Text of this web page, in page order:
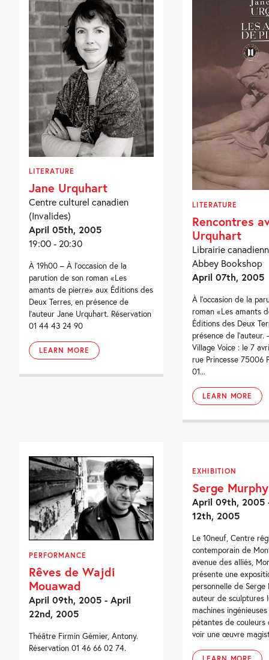
LITERATURE
Jane Urquhart
Centre culturel canadien
(Invalides)
April 05th, 2005
19:00 - 20:30
À 19h00 – À l’occasion de la
parution de son roman «Les
amants de pierre» aux Éditions des
Deux Terres, en présence de
l’auteur Jane Urquhart. Réservation
01 44 43 24 90
LEARN MORE
LITERATURE
Rencontres
Urquhart
Librairie
Abbey Bookshop
April 07th, 2005
À l'occasion de la
roman «Les amants
Éditions des Deux
présence de l'auteur.
Village Voice : le 7
rue Princesse 75006
01...
LEARN MORE
PERFORMANCE
Rêves de Wajdi
Mouawad
April 09th, 2005 - April
22nd, 2005
Théâtre Firmin Gémier, Antony.
Réservation 01 46 66 02 74.
EXHIBITION
Serge Murphy
April 09th, 2005
12th, 2005
Le 10neuf, Centre
contemporain de
avenue des alliés,
présente une
personnelle de Serge
auteur de sculptures
machines
pétantes de couleurs
voir une œuvre